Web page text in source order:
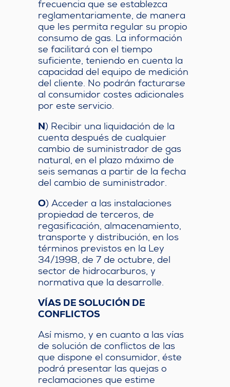
frecuencia que se establezca
reglamentariamente, de manera
que les permita regular su propio
consumo de gas. La información
se facilitará con el tiempo
suficiente, teniendo en cuenta la
capacidad del equipo de medición
del cliente. No podrán facturarse
al consumidor costes adicionales
por este servicio.
N) Recibir una liquidación de la
cuenta después de cualquier
cambio de suministrador de gas
natural, en el plazo máximo de
seis semanas a partir de la fecha
del cambio de suministrador.
O) Acceder a las instalaciones
propiedad de terceros, de
regasificación, almacenamiento,
transporte y distribución, en los
términos previstos en la Ley
34/1998, de 7 de octubre, del
sector de hidrocarburos, y
normativa que la desarrolle.
VÍAS DE SOLUCIÓN DE
CONFLICTOS
Así mismo, y en cuanto a las vías
de solución de conflictos de las
que dispone el consumidor, éste
podrá presentar las quejas o
reclamaciones que estime